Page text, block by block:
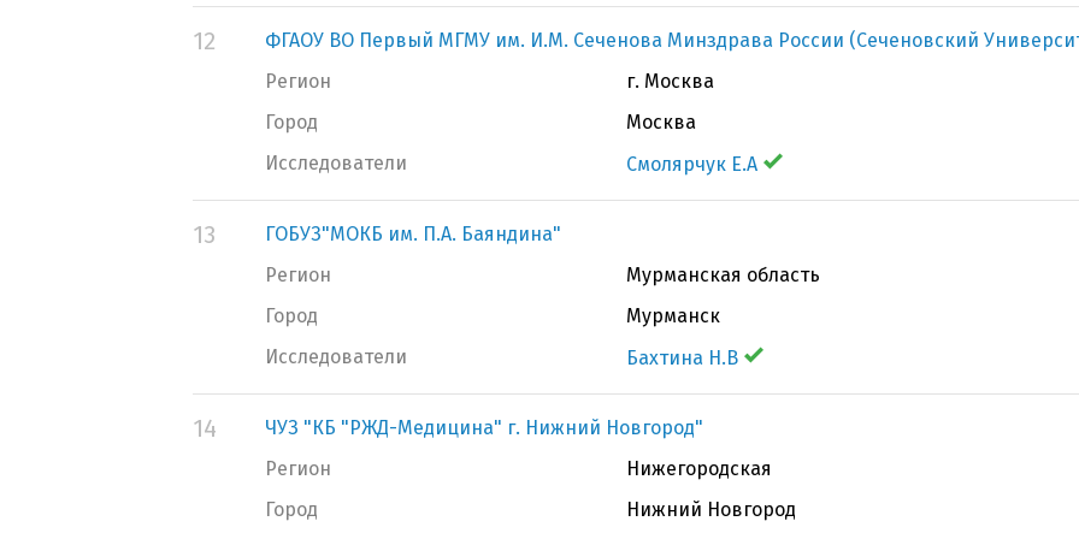
12
ФГАОУ ВО Первый МГМУ им. И.М. Сеченова Минздрава России (Сеченовский
Регион
г. Москва
Город
Москва
Исследователи
Смолярчук Е.А
13
ГОБУЗ"МОКБ им. П.А. Баяндина"
Регион
Мурманская область
Город
Мурманск
Исследователи
Бахтина Н.В
14
ЧУЗ "КБ "РЖД-Медицина" г. Нижний Новгород"
Регион
Нижегородская
Город
Нижний Новгород